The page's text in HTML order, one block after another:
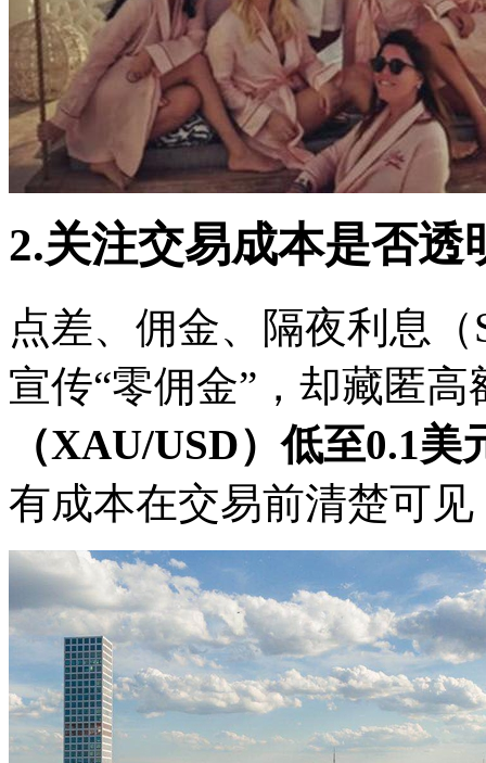
2.关注交易成本是否透
点差、佣金、隔夜利息
宣传“零佣金”，却藏匿
（XAU/USD）低至0.1
有成本在交易前清楚可